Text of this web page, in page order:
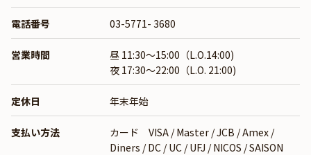
電話番号 03-5771- 3680
営業時間
昼 11:30～15:00（L.O.14:00)
夜 17:30～22:00（L.O. 21:00)
定休日 年末年始
支払い方法
カード VISA / Master / JCB / Amex /
Diners / DC / UC / UFJ / NICOS / SAISON